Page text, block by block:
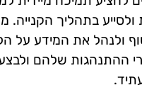
ולנהל את המידע על
ההתנהגות שלהם